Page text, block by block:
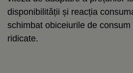
disponibilității și reacția
schimbat obiceiurile de
ridicate.